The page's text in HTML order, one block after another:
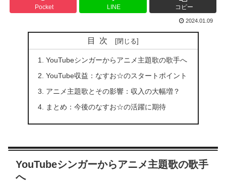
Pocket LINE コピー
2024.01.09
目次
YouTubeシンガーからアニメ主題歌の歌手へ
YouTube収益：なすお☆のスタートポイント
アニメ主題歌とその影響：収入の大幅増？
まとめ：今後のなすお☆の活躍に期待
YouTubeシンガーからアニメ主題歌の歌手
へ